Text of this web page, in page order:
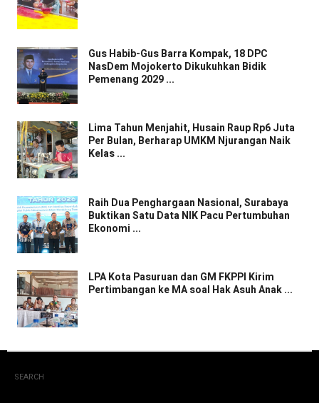
Gus Habib-Gus Barra Kompak, 18 DPC
NasDem Mojokerto Dikukuhkan Bidik
Pemenang 2029 ...
Lima Tahun Menjahit, Husain Raup Rp6 Juta
Per Bulan, Berharap UMKM Njurangan Naik
Kelas ...
Raih Dua Penghargaan Nasional, Surabaya
Buktikan Satu Data NIK Pacu Pertumbuhan
Ekonomi ...
LPA Kota Pasuruan dan GM FKPPI Kirim
Pertimbangan ke MA soal Hak Asuh Anak ...
SEARCH